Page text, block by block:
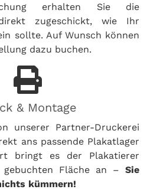
erhalten Sie die
zugeschickt, wie Ihr
sollte. Auf Wunsch können
dazu buchen.
& Montage
unserer Partner-Druckerei
ans passende Plakatlager
bringt es der Plakatierer
Fläche an – Sie
kümmern!